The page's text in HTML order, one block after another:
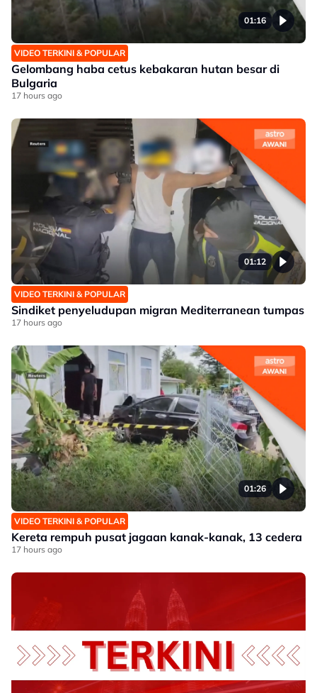
01:16
VIDEO TERKINI & POPULAR
Gelombang haba cetus kebakaran hutan besar di
Bulgaria
17 hours ago
01:12
VIDEO TERKINI & POPULAR
Sindiket penyeludupan migran Mediterranean tumpas
17 hours ago
01:26
VIDEO TERKINI & POPULAR
Kereta rempuh pusat jagaan kanak-kanak, 13 cedera
17 hours ago